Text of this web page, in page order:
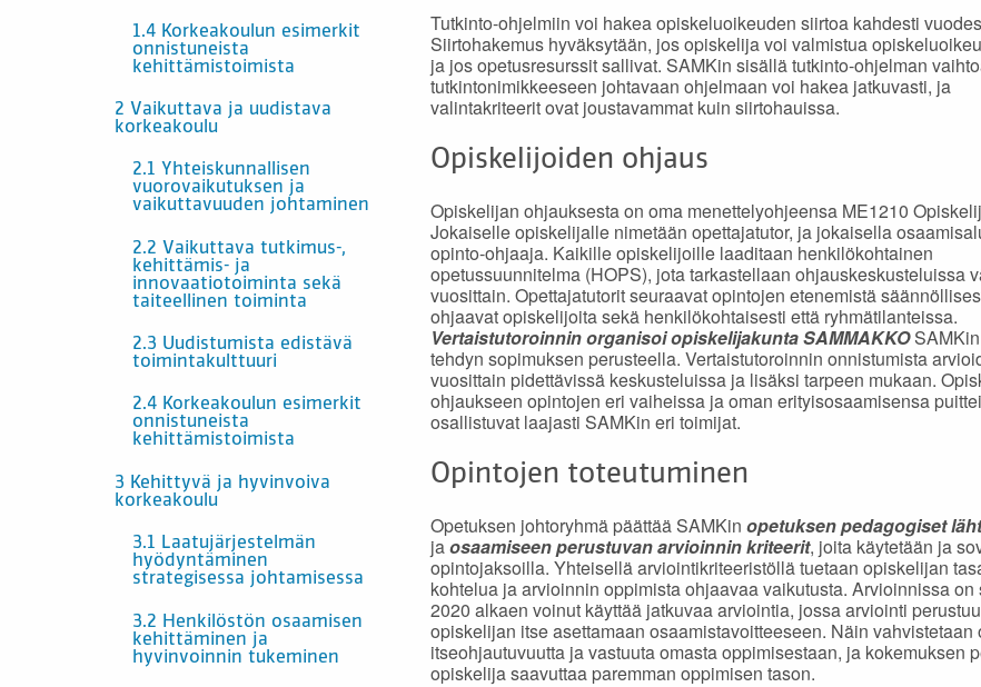
1.4 Korkeakoulun esimerkit
onnistuneista
kehittämistoimista
2 Vaikuttava ja uudistava
korkeakoulu
2.1 Yhteiskunnallisen
vuorovaikutuksen ja
vaikuttavuuden johtaminen
2.2 Vaikuttava tutkimus-,
kehittämis- ja
innovaatiotoiminta sekä
taiteellinen toiminta
2.3 Uudistumista edistävä
toimintakulttuuri
2.4 Korkeakoulun esimerkit
onnistuneista
kehittämistoimista
3 Kehittyvä ja hyvinvoiva
korkeakoulu
3.1 Laatujärjestelmän
hyödyntäminen
strategisessa johtamisessa
3.2 Henkilöstön osaamisen
kehittäminen ja
hyvinvoinnin tukeminen
Tutkinto-ohjelmiin voi hakea opiskeluoikeuden siirtoa kahdesti
Siirtohakemus hyväksytään, jos opiskelija voi valmistua
ja jos opetusresurssit sallivat. SAMKin sisällä tutkinto-ohjelman
tutkintonimikkeeseen johtavaan ohjelmaan voi hakea jatkuvasti, ja
valintakriteerit ovat joustavammat kuin siirtohauissa.
Opiskelijoiden ohjaus
Opiskelijan ohjauksesta on oma menettelyohjeensa ME1210
Jokaiselle opiskelijalle nimetään opettajatutor, ja jokaisella
opinto-ohjaaja. Kaikille opiskelijoille laaditaan henkilökohtainen
opetussuunnitelma (HOPS), jota tarkastellaan ohjauskeskusteluissa
vuosittain. Opettajatutorit seuraavat opintojen etenemistä
ohjaavat opiskelijoita sekä henkilökohtaisesti että ryhmätilanteissa.
Vertaistutoroinnin organisoi opiskelijakunta SAMMAKKO
tehdyn sopimuksen perusteella. Vertaistutoroinnin onnistumista
vuosittain pidettävissä keskusteluissa ja lisäksi tarpeen mukaan.
ohjaukseen opintojen eri vaiheissa ja oman erityisosaamisensa
osallistuvat laajasti SAMKin eri toimijat.
Opintojen toteutuminen
Opetuksen johtoryhmä päättää SAMKin opetuksen pedagogiset
jaosaamiseen perustuvan arvioinnin kriteerit, joita käytetään ja
opintojaksoilla. Yhteisellä arviointikriteeristöllä tuetaan opiskelijan
kohtelua ja arvioinnin oppimista ohjaavaa vaikutusta. Arvioinnissa on
2020 alkaen voinut käyttää jatkuvaa arviointia, jossa arviointi perustuu
opiskelijan itse asettamaan osaamistavoitteeseen. Näin vahvistetaan
itseohjautuvuutta ja vastuuta omasta oppimisestaan, ja kokemuksen
opiskelija saavuttaa paremman oppimisen tason.